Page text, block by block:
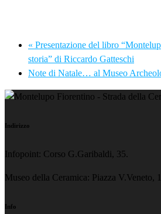
« Presentazione del libro
storia” di Riccardo Gatteschi
Note di Natale… al Museo
Indirizzo
Infopoint: Corso G.Garibaldi, 35.
Museo della Ceramica: Piazza V.Veneto,
Info